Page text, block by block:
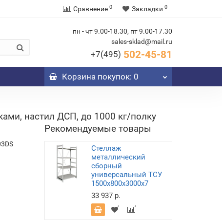
Сравнение 0 Закладки 0
пн - чт 9.00-18.30, пт 9.00-17.30
sales-sklad@mail.ru
+7(495) 502-45-81
Корзинапокупок: 0
настил ДСП, до 1000 кг/полку
Рекомендуемые товары
Стеллаж
металлический
сборный
универсальный ТСУ
1500х800х3000х7
33 937 р.